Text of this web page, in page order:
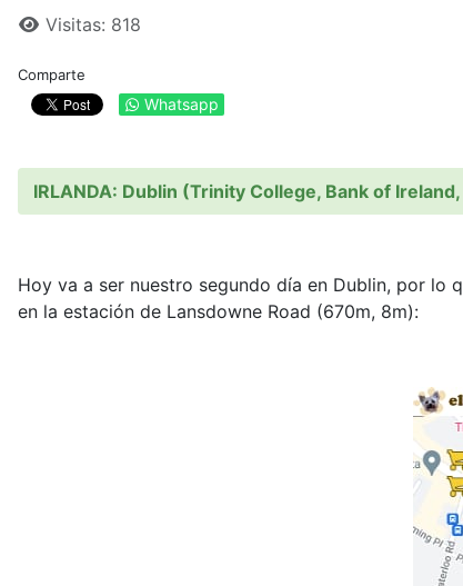
Visitas: 818
Comparte
Whatsapp
IRLANDA: Dublin (Trinity College, Bank of
Hoy va a ser nuestro segundo día en Dublin, por lo
en la estación de Lansdowne Road (670m, 8m):